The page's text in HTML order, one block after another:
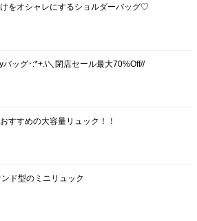
をオシャレにするショルダーバッグ♡
バッグ･:*+.\＼閉店セール最大70%Off//
すすめの大容量リュック！！
ド型のミニリュック